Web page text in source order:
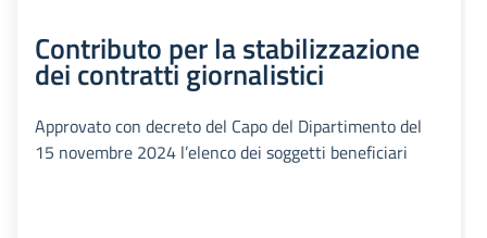
Contributo per la stabilizzazione
dei contratti giornalistici
Approvato con decreto del Capo del Dipartimento del
15 novembre 2024 l’elenco dei soggetti beneficiari